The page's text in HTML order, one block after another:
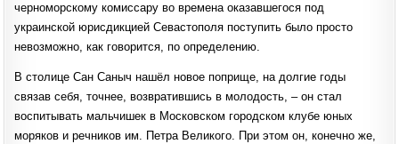
черноморскому комиссару во времена оказавшегося под
украинской юрисдикцией Севастополя поступить было просто
невозможно, как говорится, по определению.
В столице Сан Саныч нашёл новое поприще, на долгие годы
связав себя, точнее, возвратившись в молодость, – он стал
воспитывать мальчишек в Московском городском клубе юных
моряков и речников им. Петра Великого. При этом он, конечно же,